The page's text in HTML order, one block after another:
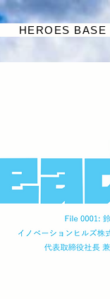
HEROES BASE